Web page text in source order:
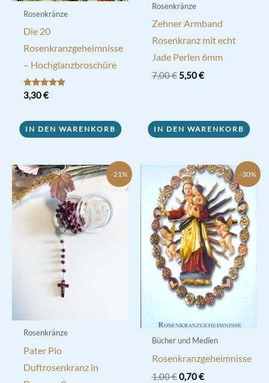
Rosenkränze
Die 20
Rosenkranzgeheimnisse
– Hochglanzbroschüre
Bewertet mit
5.00
3,30€
IN DEN WARENKORB
Rosenkränze
Zehner Armband
Rosenkranz mit echt
Jade Perlen 6mm
7,00€ Ursprünglicher
5,50€Aktueller
IN DEN WARENKORB
-21%
Rosenkränze
Pater Pio
Duftrosenkranz in
-30%
Bücher und Medien
Rosenkranzgeheimnisse
1,00€ Ursprünglicher
0,70€Aktueller